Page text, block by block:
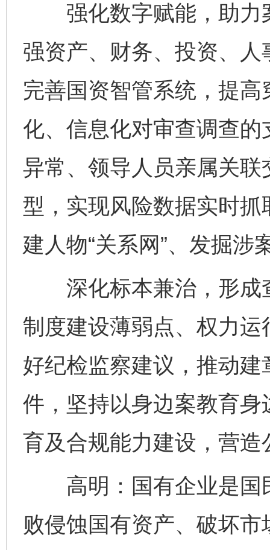
强化数字赋能，助力
强资产、财务、投资、
完善国资智管系统，提
化、信息化对审查调查
异常、领导人员亲属关
型，实现风险数据实时
建人物“关系网”、发掘涉
深化标本兼治，形成
制度建设薄弱点、权力
好纪检监察建议，推动
件，坚持以身边案教育
育及合规能力建设，营
高明：国有企业是国
败侵蚀国有资产、破坏